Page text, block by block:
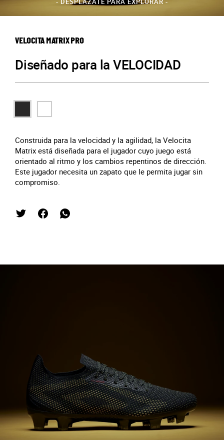
VELOCITA MATRIX PRO
Diseñado para la VELOCIDAD
Construida para la velocidad y la agilidad, la Velocita
Matrix está diseñada para el jugador cuyo juego está
orientado al ritmo y los cambios repentinos de dirección.
Este jugador necesita un zapato que le permita jugar sin
compromiso.